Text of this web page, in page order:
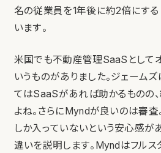
名の従業員を1年後に約2倍にする
います。
米国でも不動産管理SaaSとして
いうものがありました。ジェームズ
てはSaaSがあれば助かるものの
よね。さらにMyndが良いのは審査
しか入っていないという安心感が
違いを説明します。Myndはフルス